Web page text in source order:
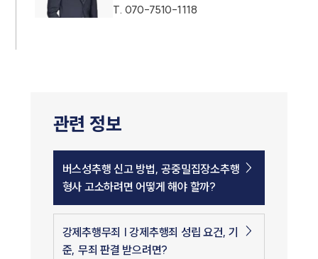
T. 070-7510-1118
관련 정보
버스성추행 신고 방법, 공중밀집장소추행
형사 고소하려면 어떻게 해야 할까?
강제추행무죄 | 강제추행죄 성립 요건, 기
준, 무죄 판결 받으려면?